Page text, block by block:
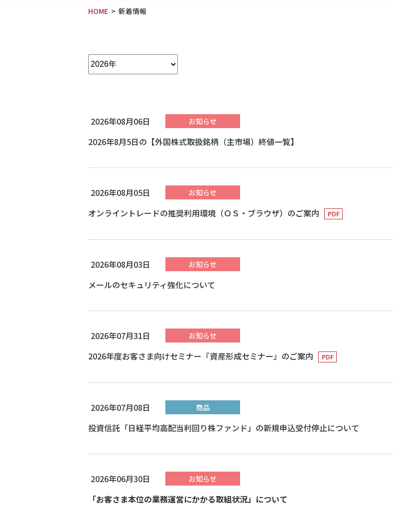
HOME 新着情報
2026年08月06日 お知らせ
2026年8月5日の【外国株式取扱銘柄（主市場）終値一覧】
2026年08月05日 お知らせ
オンライントレードの推奨利用環境（ＯＳ・ブラウザ）のご案内
2026年08月03日 お知らせ
メールのセキュリティ強化について
2026年07月31日 お知らせ
2026年度お客さま向けセミナー『資産形成セミナー』のご案内
2026年07月08日 商品
投資信託「日経平均高配当利回り株ファンド」の新規申込受付停止について
2026年06月30日 お知らせ
「お客さま本位の業務運営にかかる取組状況」について